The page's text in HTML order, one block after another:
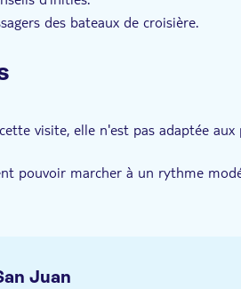
gens qui rendent le vieux San
des bateaux de croisière.
groupe intime.
visite, elle n'est pas adaptée
pouvoir marcher à un rythme
Juan